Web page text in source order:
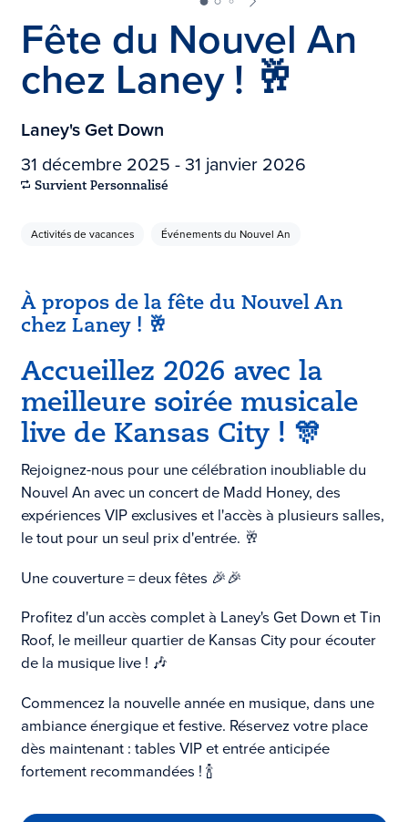
Fête du Nouvel An
chez Laney ! 🥂
Laney's Get Down
31 décembre 2025 - 31 janvier 2026
Survient Personnalisé
Activités de vacances Événements du Nouvel An
À propos de la fête du Nouvel An
chez Laney ! 🥂
Accueillez 2026 avec la
meilleure soirée musicale
live de Kansas City ! 🎊
Rejoignez-nous pour une célébration inoubliable du
Nouvel An avec un concert de Madd Honey, des
expériences VIP exclusives et l'accès à plusieurs salles,
le tout pour un seul prix d'entrée. 🥂
Une couverture = deux fêtes 🎉🎉
Profitez d'un accès complet à Laney's Get Down et Tin
Roof, le meilleur quartier de Kansas City pour écouter
de la musique live ! 🎶
Commencez la nouvelle année en musique, dans une
ambiance énergique et festive. Réservez votre place
dès maintenant : tables VIP et entrée anticipée
fortement recommandées ! 🍾